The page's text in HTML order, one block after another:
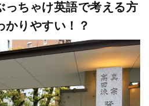
っちゃけ英語で考える方
かりやすい！？